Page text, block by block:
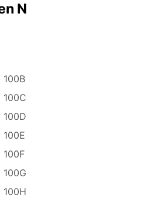
N
100B
100C
100D
100E
100F
100G
100H